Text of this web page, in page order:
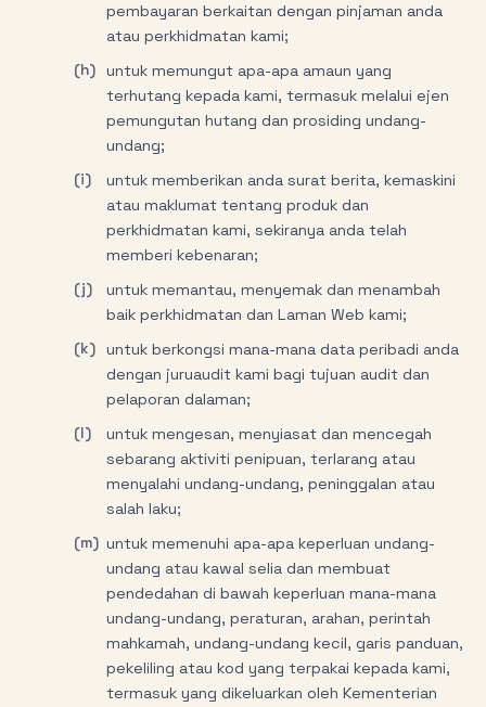
pembayaran berkaitan dengan pinjaman anda
atau perkhidmatan kami;
(h) untuk memungut apa-apa amaun yang
terhutang kepada kami, termasuk melalui ejen
pemungutan hutang dan prosiding undang-
undang;
(i)
untuk memberikan anda surat berita, kemaskini
atau maklumat tentang produk dan
perkhidmatan kami, sekiranya anda telah
memberi kebenaran;
(j)
untuk memantau, menyemak dan menambah
baik perkhidmatan dan Laman Web kami;
(k) untuk berkongsi mana-mana data peribadi anda
dengan juruaudit kami bagi tujuan audit dan
pelaporan dalaman;
(l)
untuk mengesan, menyiasat dan mencegah
sebarang aktiviti penipuan, terlarang atau
menyalahi undang-undang, peninggalan atau
salah laku;
(m) untuk memenuhi apa-apa keperluan undang-
undang atau kawal selia dan membuat
pendedahan di bawah keperluan mana-mana
undang-undang, peraturan, arahan, perintah
mahkamah, undang-undang kecil, garis panduan,
pekeliling atau kod yang terpakai kepada kami,
termasuk yang dikeluarkan oleh Kementerian